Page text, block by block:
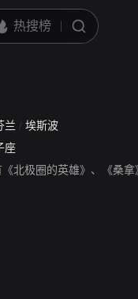
兰 / 埃斯波
座
北极圈的英雄》、《桑拿